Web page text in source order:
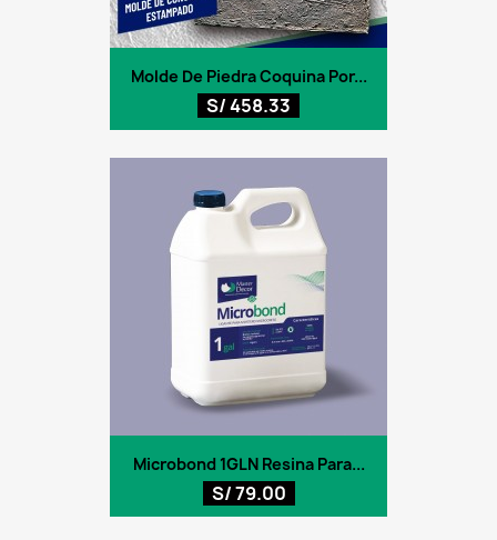
Molde De Piedra Coquina Por...
S/ 458.33
Microbond 1GLN Resina Para...
S/ 79.00